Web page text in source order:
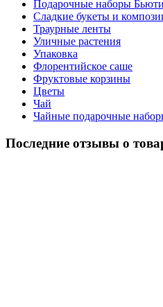
Подарочные наборы
Сладкие букеты и
Траурные ленты
Уличные растения
Упаковка
Флорентийское саше
Фруктовые корзины
Цветы
Чай
Чайные подарочные
Последние отзывы о